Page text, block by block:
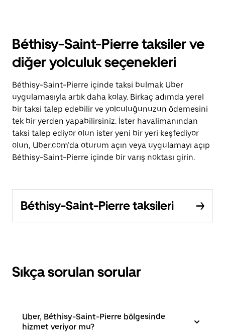
Béthisy-Saint-Pierre taksiler ve
diğer yolculuk seçenekleri
Béthisy-Saint-Pierre içinde taksi bulmak Uber
uygulamasıyla artık daha kolay. Birkaç adımda yerel
bir taksi talep edebilir ve yolculuğunuzun ödemesini
tek bir yerden yapabilirsiniz. İster havalimanından
taksi talep ediyor olun ister yeni bir yeri keşfediyor
olun, Uber.com’da oturum açın veya uygulamayı açıp
Béthisy-Saint-Pierre içinde bir varış noktası girin.
Béthisy-Saint-Pierre taksileri
Sıkça sorulan sorular
Uber, Béthisy-Saint-Pierre bölgesinde
hizmet veriyor mu?